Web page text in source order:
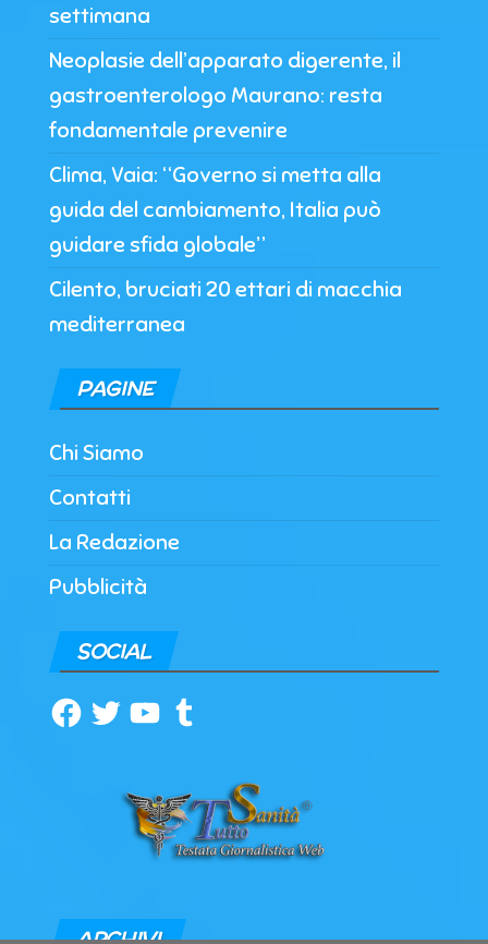
settimana
Neoplasie dell’apparato digerente, il
gastroenterologo Maurano: resta
fondamentale prevenire
Clima, Vaia: “Governo si metta alla
guida del cambiamento, Italia può
guidare sfida globale”
Cilento, bruciati 20 ettari di macchia
mediterranea
PAGINE
Chi Siamo
Contatti
La Redazione
Pubblicità
SOCIAL
Facebook
TwitterYouTubeTumblr